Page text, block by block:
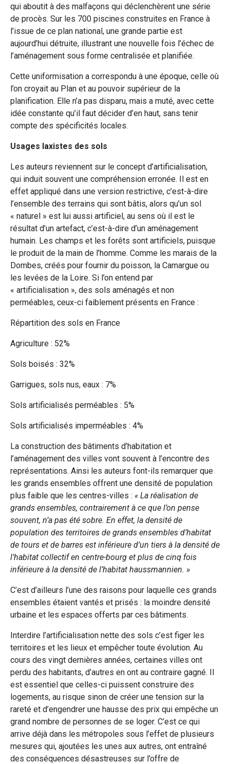
qui aboutit à des malfaçons qui déclenchèrent une série
de procès. Sur les 700 piscines construites en France à
l’issue de ce plan national, une grande partie est
aujourd’hui détruite, illustrant une nouvelle fois l’échec de
l’aménagement sous forme centralisée et planifiée.
Cette uniformisation a correspondu à une époque, celle où
l’on croyait au Plan et au pouvoir supérieur de la
planification. Elle n’a pas disparu, mais a muté, avec cette
idée constante qu’il faut décider d’en haut, sans tenir
compte des spécificités locales.
Usages laxistes des sols
Les auteurs reviennent sur le concept d’artificialisation,
qui induit souvent une compréhension erronée. Il est en
effet appliqué dans une version restrictive, c’est-à-dire
l’ensemble des terrains qui sont bâtis, alors qu’un sol
« naturel » est lui aussi artificiel, au sens où il est le
résultat d’un artefact, c’est-à-dire d’un aménagement
humain. Les champs et les forêts sont artificiels, puisque
le produit de la main de l’homme. Comme les marais de la
Dombes, créés pour fournir du poisson, la Camargue ou
les levées de la Loire. Si l’on entend par
« artificialisation », des sols aménagés et non
perméables, ceux-ci faiblement présents en France :
Répartition des sols en France
Agriculture : 52%
Sols boisés : 32%
Garrigues, sols nus, eaux : 7%
Sols artificialisés perméables : 5%
Sols artificialisés imperméables : 4%
La construction des bâtiments d’habitation et
l’aménagement des villes vont souvent à l’encontre des
représentations. Ainsi les auteurs font-ils remarquer que
les grands ensembles offrent une densité de population
plus faible que les centres-villes : « La réalisation de
grands ensembles, contrairement à ce que l’on pense
souvent, n’a pas été sobre. En effet, la densité de
population des territoires de grands ensembles d’habitat
de tours et de barres est inférieure d’un tiers à la densité de
l’habitat collectif en centre-bourg et plus de cinq fois
inférieure à la densité de l’habitat haussmannien. »
C’est d’ailleurs l’une des raisons pour laquelle ces grands
ensembles étaient vantés et prisés : la moindre densité
urbaine et les espaces offerts par ces bâtiments.
Interdire l’artificialisation nette des sols c’est figer les
territoires et les lieux et empêcher toute évolution. Au
cours des vingt dernières années, certaines villes ont
perdu des habitants, d’autres en ont au contraire gagné. Il
est essentiel que celles-ci puissent construire des
logements, au risque sinon de créer une tension sur la
rareté et d’engendrer une hausse des prix qui empêche un
grand nombre de personnes de se loger. C’est ce qui
arrive déjà dans les métropoles sous l’effet de plusieurs
mesures qui, ajoutées les unes aux autres, ont entraîné
des conséquences désastreuses sur l’offre de